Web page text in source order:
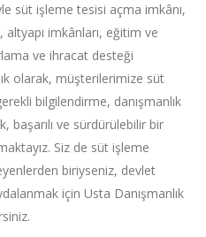
süt işleme tesisi açma imkânı,
altyapı imkânları, eğitim ve
ve ihracat desteği
olarak, müşterilerimize süt
bilgilendirme, danışmanlık
başarılı ve sürdürülebilir bir
Siz de süt işleme
biriyseniz, devlet
için Usta Danışmanlık